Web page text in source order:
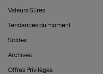
Valeurs Sûres
Tendances du moment
Soldes
Archives
Offres Privilèges